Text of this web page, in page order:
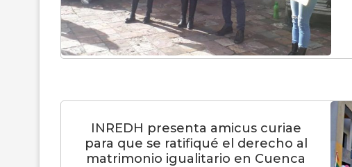
INREDH presenta amicus curiae
para que se ratifiqué el derecho al
matrimonio igualitario en Cuenca